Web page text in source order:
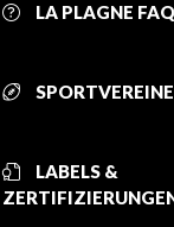
LA PLAGNE FAQ
SPORTVEREINE
LABELS &